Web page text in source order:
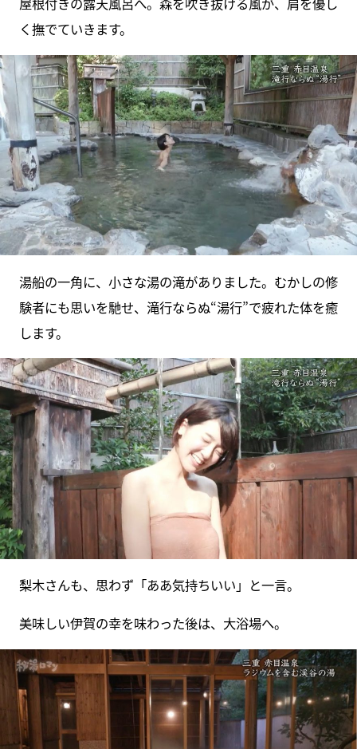
く撫でていきます。
湯船の一角に、小さな湯の滝がありました。むかしの修
験者にも思いを馳せ、滝行ならぬ“湯行”で疲れた体を癒
します。
梨木さんも、思わず「ああ気持ちいい」と一言。
美味しい伊賀の幸を味わった後は、大浴場へ。